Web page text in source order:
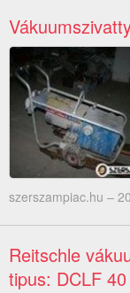
szerszampiac.hu –
Reitschle
tipus: DCLF 40